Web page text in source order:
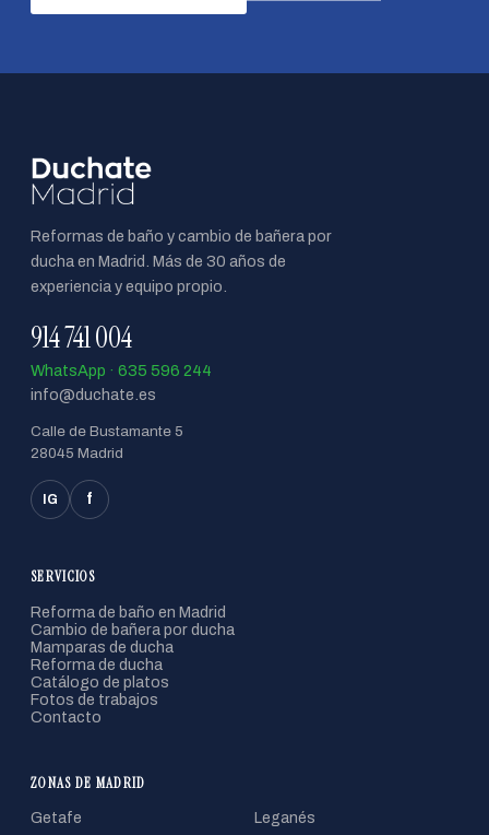
Reformas de baño y cambio de bañera por
ducha en Madrid. Más de 30 años de
experiencia y equipo propio.
914 741 004
WhatsApp · 635 596 244
info@duchate.es
Calle de Bustamante 5
28045 Madrid
IG f
SERVICIOS
Reforma de baño en Madrid
Cambio de bañera por ducha
Mamparas de ducha
Reforma de ducha
Catálogo de platos
Fotos de trabajos
Contacto
ZONAS DE MADRID
Getafe
Leganés